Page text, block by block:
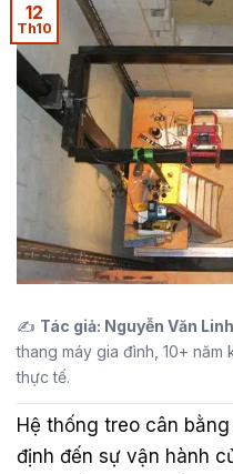
12
Th10
✍️ Tác giả: Nguyễn Văn Linh
thang máy gia đình, 10+
thực tế.
Hệ thống treo cân
định đến sự vận hành